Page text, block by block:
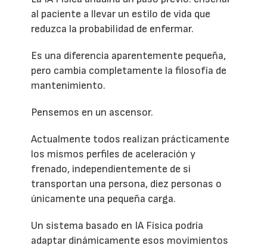
al paciente a llevar un estilo de vida que
reduzca la probabilidad de enfermar.
Es una diferencia aparentemente pequeña,
pero cambia completamente la filosofía de
mantenimiento.
Pensemos en un ascensor.
Actualmente todos realizan prácticamente
los mismos perfiles de aceleración y
frenado, independientemente de si
transportan una persona, diez personas o
únicamente una pequeña carga.
Un sistema basado en IA Física podría
adaptar dinámicamente esos movimientos